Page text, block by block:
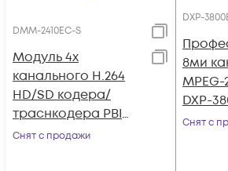
DMM-2410EC-S
Модуль 4х
канального H.264
HD/SD кодера/
траснкодера PBI
DMM-2410EC-S для
Снят с продажи
DXP-
8ми
MPEG-
DXP-
Снят с